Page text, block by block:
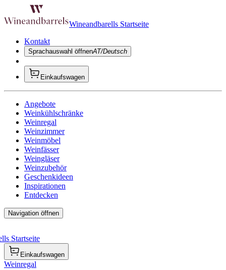
Wineandbarells Startseite
Kontakt
Sprachauswahl öffnenAT/Deutsch
Einkaufswagen
Angebote
Weinkühlschränke
Weinregal
Weinzimmer
Weinmöbel
Weinfässer
Weingläser
Weinzubehör
Geschenkideen
Inspirationen
Entdecken
Navigation öffnen
Startseite
Einkaufswagen
Weinregal